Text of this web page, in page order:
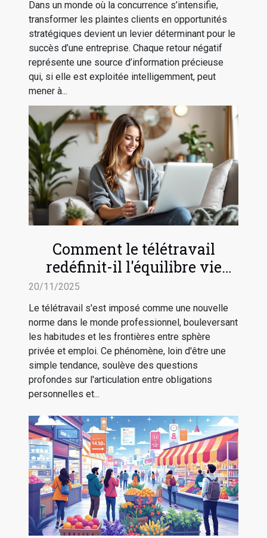
Dans un monde où la concurrence s’intensifie,
transformer les plaintes clients en opportunités
stratégiques devient un levier déterminant pour le
succès d’une entreprise. Chaque retour négatif
représente une source d’information précieuse
qui, si elle est exploitée intelligemment, peut
mener à...
Comment le télétravail
redéfinit-il l'équilibre vie
professionnelle-vie privée ?
20/11/2025
Le télétravail s'est imposé comme une nouvelle
norme dans le monde professionnel, bouleversant
les habitudes et les frontières entre sphère
privée et emploi. Ce phénomène, loin d'être une
simple tendance, soulève des questions
profondes sur l'articulation entre obligations
personnelles et...